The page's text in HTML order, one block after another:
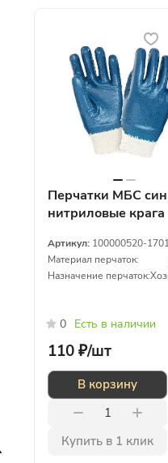
Перчатки МБС
нитриловые крага
Артикул: 100000520-
Материал перчаток:
Назначение перчаток:
0 Есть в наличии
110 ₽/шт
В корзину
Купить в 1 клик